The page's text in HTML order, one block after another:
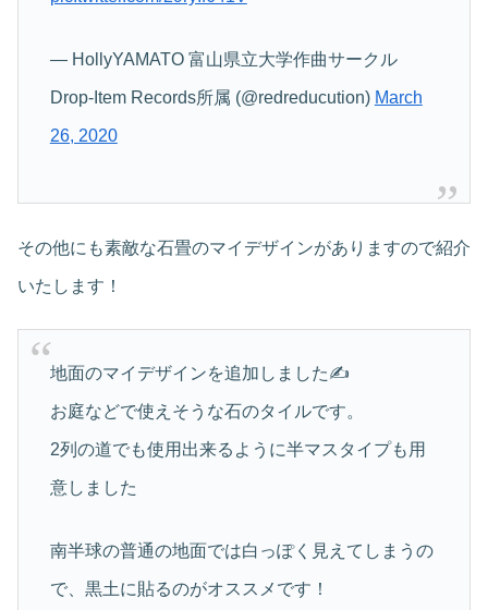
— HollyYAMATO 富山県立大学作曲サークル
Drop-Item Records所属 (@redreducution) March
26, 2020
その他にも素敵な石畳のマイデザインがありますので紹介
いたします！
地面のマイデザインを追加しました✍️
お庭などで使えそうな石のタイルです。
2列の道でも使用出来るように半マスタイプも用
意しました
南半球の普通の地面では白っぽく見えてしまうの
で、黒土に貼るのがオススメです！